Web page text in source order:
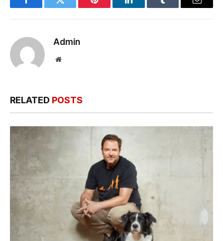
FacebookTwitter Pinterest LinkedInTumblr Email
Admin
Website
RELATED POSTS